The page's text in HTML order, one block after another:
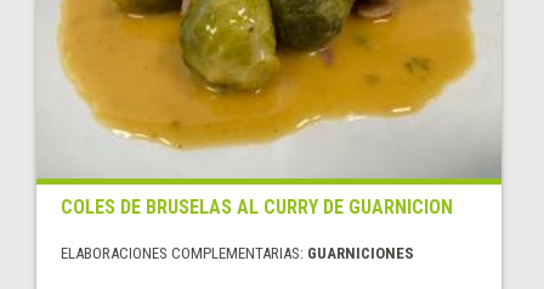
COLES DE BRUSELAS AL CURRY DE GUARNICION
ELABORACIONES COMPLEMENTARIAS: GUARNICIONES